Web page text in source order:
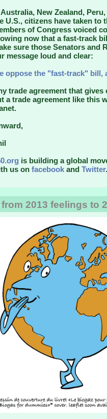
Australia, New Zealand,
U.S., citizens have taken to
of Congress voiced
now that a fast-track
sure those Senators and
message loud and clear:
oppose the "fast-track" bill,
trade agreement that
a trade agreement like this
is building a global
us on facebook and Twitter.
from 2013 feelings to